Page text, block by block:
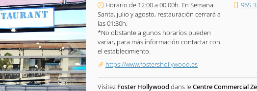
Horario de 12:00 a 00:00h. En Semana
Santa, julio y agosto, restauración cerrará a
las 01:30h.
*No obstante algunos horarios pueden
variar, para más información contactar con
el establecimiento.
965
https://www.fostershollywood.es
Visitez Foster Hollywood dans leCentre Commercial